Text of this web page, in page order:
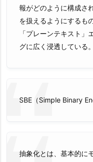
報がどのように構成さ
を扱えるようにするも
「プレーンテキスト
グに広く浸透している。
SBE（Simple Binary
抽象化とは、基本的に